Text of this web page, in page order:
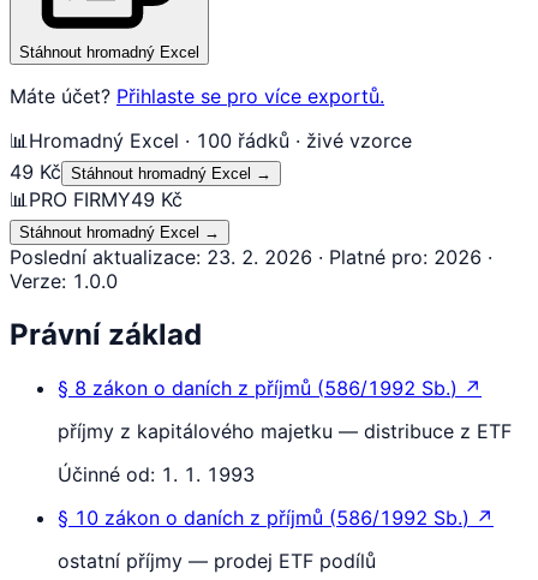
Stáhnout hromadný Excel
Máte účet? Přihlaste se pro více exportů.
📊 Hromadný Excel · 100 řádků · živé vzorce
49 Kč Stáhnout hromadný Excel →
📊 PRO FIRMY49 Kč
Stáhnout hromadný Excel →
Poslední aktualizace: 23. 2. 2026 · Platné pro: 2026 ·
Verze: 1.0.0
Právní základ
§ 8 zákon o daních z příjmů (586/1992 Sb.) ↗
příjmy z kapitálového majetku — distribuce z ETF
Účinné od: 1. 1. 1993
§ 10 zákon o daních z příjmů (586/1992 Sb.) ↗
ostatní příjmy — prodej ETF podílů